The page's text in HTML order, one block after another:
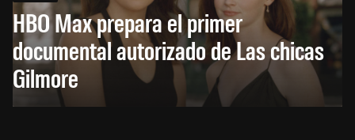
HBO Max prepara el primer
documental autorizado de Las chicas
Gilmore